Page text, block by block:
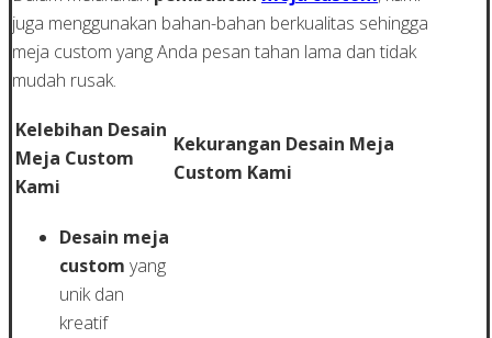
juga menggunakan bahan-bahan berkualitas sehingga
meja custom yang Anda pesan tahan lama dan tidak
mudah rusak.
Kelebihan Desain
Meja Custom
Kami
Kekurangan Desain Meja
Custom Kami
Desain meja
custom yang
unik dan
kreatif